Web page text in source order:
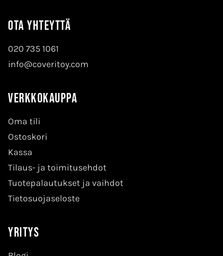
Ota yhteyttä
020 735 1061
info@coveritoy.com
Verkkokauppa
Oma tili
Ostoskori
Kassa
Tilaus- ja toimitusehdot
Tuotepalautukset ja vaihdot
Tietosuojaseloste
Yritys